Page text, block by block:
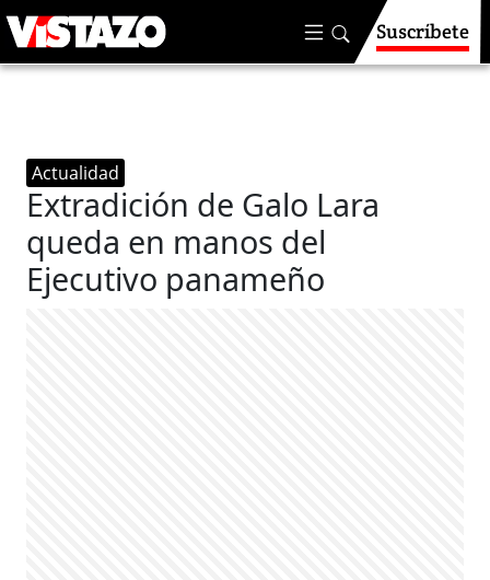
Suscríbete
Actualidad
Extradición de Galo Lara
queda en manos del
Ejecutivo panameño